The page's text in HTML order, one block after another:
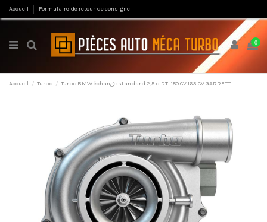
Accueil Formulaire de retour de consigne
0
Accueil Turbo Turbo BMW échange standard 2,5 d DTI 150 CV 163 CV GARRETT